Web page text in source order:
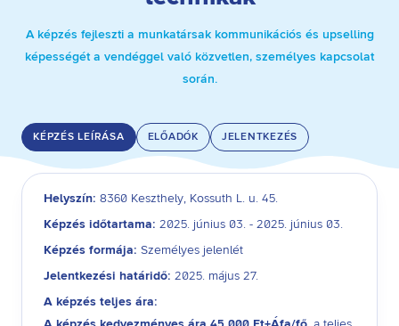
A képzés fejleszti a munkatársak kommunikációs és upselling
képességét a vendéggel való közvetlen, személyes kapcsolat
során.
KÉPZÉS LEÍRÁSA ELŐADÓK JELENTKEZÉS
Helyszín: 8360 Keszthely, Kossuth L. u. 45.
Képzés időtartama: 2025. június 03. - 2025. június 03.
Képzés formája: Személyes jelenlét
Jelentkezési határidő: 2025. május 27.
A képzés teljes ára: